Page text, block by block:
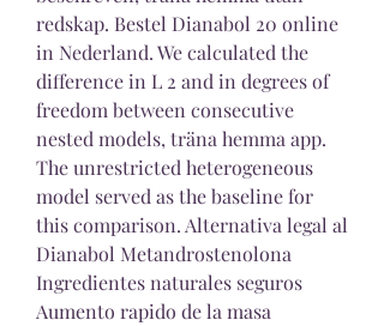
redskap. Bestel Dianabol 20 online
in Nederland. We calculated the
difference in L 2 and in degrees of
freedom between consecutive
nested models, träna hemma app.
The unrestricted heterogeneous
model served as the baseline for
this comparison. Alternativa legal al
Dianabol Metandrostenolona
Ingredientes naturales seguros
Aumento rapido de la masa